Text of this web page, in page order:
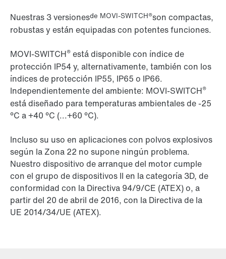
Nuestras 3 versionesde MOVI-SWITCH®son compactas,
robustas y están equipadas con potentes funciones.
MOVI-SWITCH® está disponible con índice de
protección IP54 y, alternativamente, también con los
índices de protección IP55, IP65 o IP66.
Independientemente del ambiente: MOVI-SWITCH®
está diseñado para temperaturas ambientales de -25
°C a +40 °C (...+60 °C).
Incluso su uso en aplicaciones con polvos explosivos
según la Zona 22 no supone ningún problema.
Nuestro dispositivo de arranque del motor cumple
con el grupo de dispositivos II en la categoría 3D, de
conformidad con la Directiva 94/9/CE (ATEX) o, a
partir del 20 de abril de 2016, con la Directiva de la
UE 2014/34/UE (ATEX).